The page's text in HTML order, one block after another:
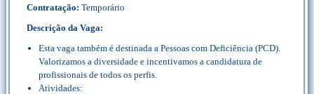
Contratação: Temporário
Descrição da Vaga:
Esta vaga também é destinada a Pessoas com Deficiência (PCD).
Valorizamos a diversidade e incentivamos a candidatura de
profissionais de todos os perfis.
Atividades: